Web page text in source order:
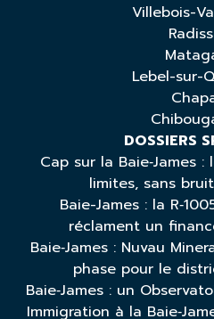
Villebois-
Lebel-sur-
DOSSIERS
Cap sur la Baie‑James
limites, sans
Baie-James : la
réclament un
Baie‑James : Nuvau
phase pour le
Baie‑James : un
Immigration à la